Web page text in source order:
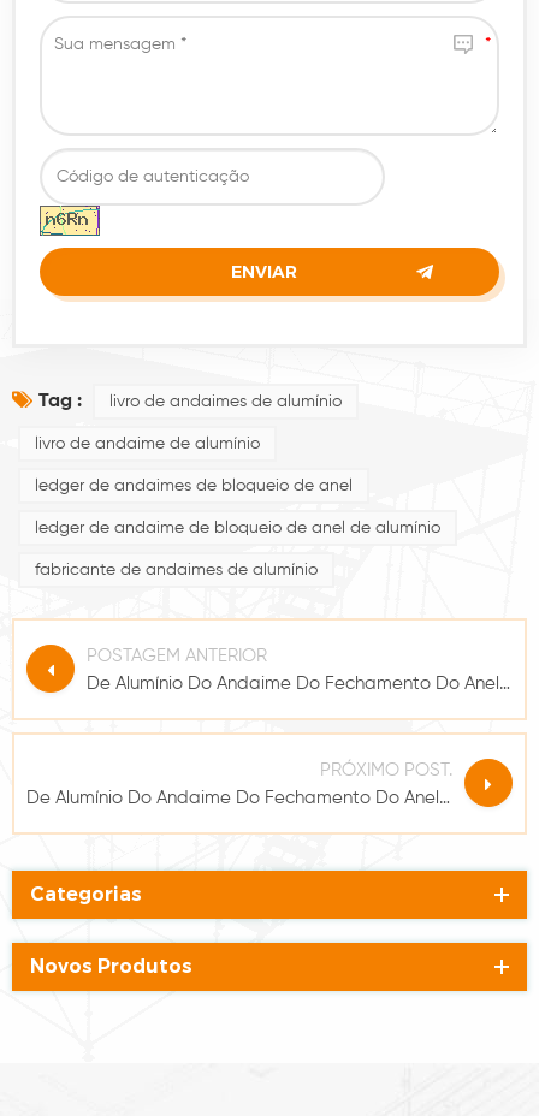
Tag : livro de andaimes de alumínio
livro de andaime de alumínio
ledger de andaimes de bloqueio de anel
ledger de andaime de bloqueio de anel de alumínio
fabricante de andaimes de alumínio
POSTAGEM ANTERIOR
De Alumínio Do Andaime Do Fechamento Do Anel De Suporte Diagonal
PRÓXIMO POST.
De Alumínio Do Andaime Do Fechamento Do Anel Padrão Vertical
Categorias
Novos Produtos